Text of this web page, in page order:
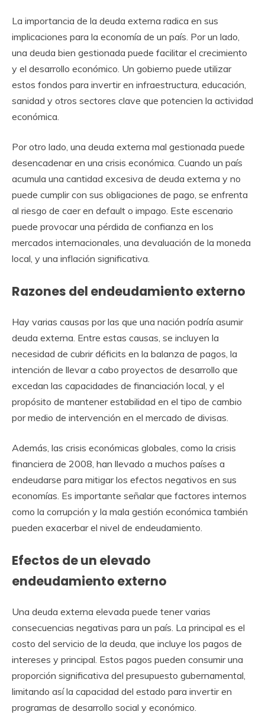
La importancia de la deuda externa radica en sus
implicaciones para la economía de un país. Por un lado,
una deuda bien gestionada puede facilitar el crecimiento
y el desarrollo económico. Un gobierno puede utilizar
estos fondos para invertir en infraestructura, educación,
sanidad y otros sectores clave que potencien la actividad
económica.
Por otro lado, una deuda externa mal gestionada puede
desencadenar en una crisis económica. Cuando un país
acumula una cantidad excesiva de deuda externa y no
puede cumplir con sus obligaciones de pago, se enfrenta
al riesgo de caer en default o impago. Este escenario
puede provocar una pérdida de confianza en los
mercados internacionales, una devaluación de la moneda
local, y una inflación significativa.
Razones del endeudamiento externo
Hay varias causas por las que una nación podría asumir
deuda externa. Entre estas causas, se incluyen la
necesidad de cubrir déficits en la balanza de pagos, la
intención de llevar a cabo proyectos de desarrollo que
excedan las capacidades de financiación local, y el
propósito de mantener estabilidad en el tipo de cambio
por medio de intervención en el mercado de divisas.
Además, las crisis económicas globales, como la crisis
financiera de 2008, han llevado a muchos países a
endeudarse para mitigar los efectos negativos en sus
economías. Es importante señalar que factores internos
como la corrupción y la mala gestión económica también
pueden exacerbar el nivel de endeudamiento.
Efectos de un elevado
endeudamiento externo
Una deuda externa elevada puede tener varias
consecuencias negativas para un país. La principal es el
costo del servicio de la deuda, que incluye los pagos de
intereses y principal. Estos pagos pueden consumir una
proporción significativa del presupuesto gubernamental,
limitando así la capacidad del estado para invertir en
programas de desarrollo social y económico.